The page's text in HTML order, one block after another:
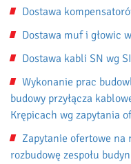
Dostawa
Dostawa muf i głowic
Dostawa kabli SN wg
Wykonanie prac
budowy przyłącza
Krępicach wg zapytania
Zapytanie ofertowe
rozbudowę zespołu